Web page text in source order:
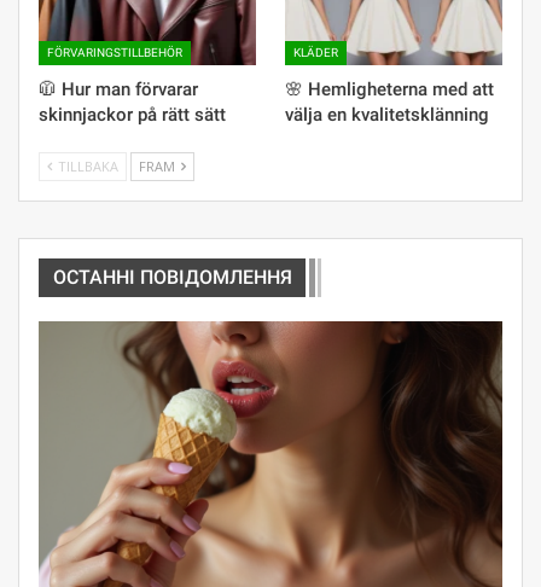
FÖRVARINGSTILLBEHÖR
🧥 Hur man förvarar
skinnjackor på rätt sätt
KLÄDER
🌸 Hemligheterna med att
välja en kvalitetsklänning
TILLBAKA FRAM
ОСТАННІ ПОВІДОМЛЕННЯ